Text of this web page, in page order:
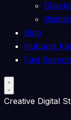
Blog
Hubungi
Fast
Creative Digital